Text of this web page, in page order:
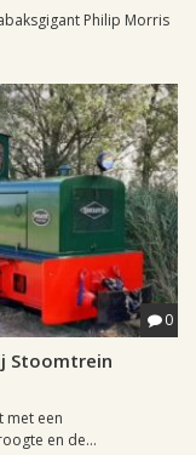
Philip Morris
0
Stoomtrein
met een
en de...